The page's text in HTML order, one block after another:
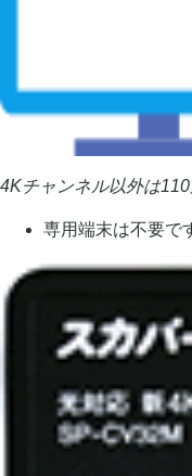
4Kチャンネル以外は
専用端末は不要で